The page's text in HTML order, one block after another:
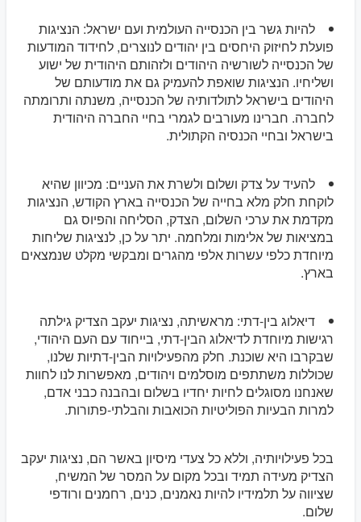
להיות גשר בין הכנסייה העולמית ועם ישראל: הנציגות
פועלת לחיזוק היחסים בין יהודים לנוצרים, לחידוד המודעות
של הכנסייה לשורשיה היהודים ולזהותם היהודית של ישוע
ושליחיו. הנציגות שואפת להעמיק גם את מודעותם של
היהודים בישראל לתולדותיה של הכנסייה, משנתה ותרומתה
לחברה. חברינו מעורבים לגמרי בחיי החברה היהודית
בישראל ובחיי הכנסיה הקתולית.
להעיד על צדק ושלום ולשרת את העניים: מכיוון שהיא
לוקחת חלק מלא בחייה של הכנסייה בארץ הקודש, הנציגות
מקדמת את ערכי השלום, הצדק, הסליחה והפיוס גם
במציאות של אלימות ומלחמה. יתר על כן, לנציגות שליחות
מיוחדת כלפי עשרות אלפי מהגרים ומבקשי מקלט שנמצאים
בארץ.
דיאלוג בין-דתי: מראשיתה, נציגות יעקב הצדיק גילתה
רגישות מיוחדת לדיאלוג הבין-דתי, בייחוד עם העם היהודי,
שבקרבו היא שוכנת. חלק מהפעילויות הבין-דתיות שלנו,
שכוללות משתתפים מוסלמים ויהודים, מאפשרות לנו לחוות
שאנחנו מסוגלים לחיות יחדיו בשלום ובהבנה כבני אדם,
למרות הבעיות הפוליטיות הכואבות והבלתי-פתורות.
בכל פעילויותיה, וללא כל צעדי מיסיון באשר הם, נציגות יעקב
הצדיק מעידה תמיד ובכל מקום על המסר של המשיח,
שציווה על תלמידיו להיות נאמנים, כנים, רחמנים ורודפי
שלום.